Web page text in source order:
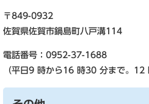
〒849-0932
佐賀県佐賀市鍋島町八戸溝114
電話番号：0952-37-1688
（平日9 時から16 時30 分まで。12